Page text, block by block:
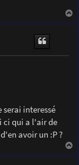
serai interessé
ci qui a l'air de
avoir un :P ?